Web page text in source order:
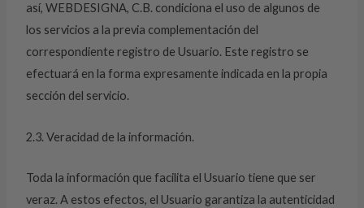
así, WEBDESIGNA, C.B. condiciona el uso de algunos de
los servicios a la previa complementación del
correspondiente registro de Usuario. Este registro se
efectuará en la forma expresamente indicada en la propia
sección del servicio.
2.3. Veracidad de la información.
Toda la información que facilita el Usuario tiene que ser
veraz. A estos efectos, el Usuario garantiza la autenticidad